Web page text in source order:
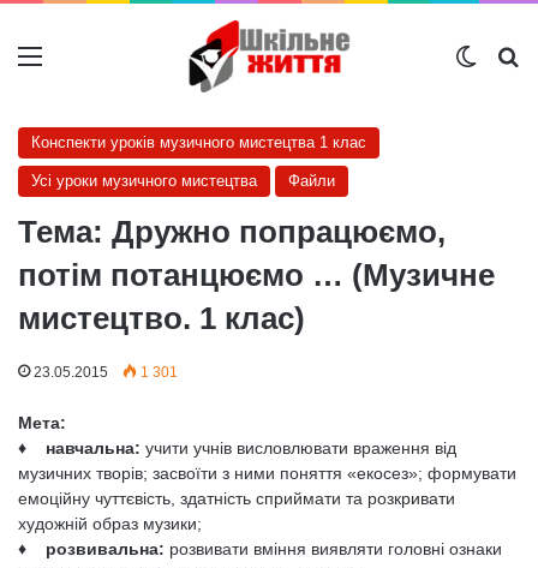
Меню
Конспекти уроків музичного мистецтва 1 клас
Усі уроки музичного мистецтва Файли
Тема: Дружно попрацюємо,
потім потанцюємо … (Музичне
мистецтво. 1 клас)
23.05.2015 1 301
Мета:
♦ навчальна: учити учнів висловлювати враження від
музичних творів; засвоїти з ни­ми поняття «екосез»; формувати
емоційну чуттєвість, здатність сприймати та роз­кривати
художній образ музики;
♦ розвивальна: розвивати вміння виявляти головні ознаки